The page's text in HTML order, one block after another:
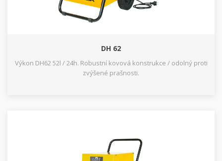
DH 62
Výkon DH62 52l / 24h. Robustní kovová konstrukce / odolný proti
zvýšené prašnosti.